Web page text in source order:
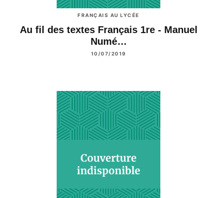
FRANÇAIS AU LYCÉE
Au fil des textes Français 1re - Manuel
Numé…
10/07/2019